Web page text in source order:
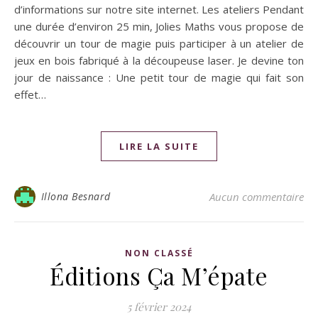
d’informations sur notre site internet. Les ateliers Pendant
une durée d’environ 25 min, Jolies Maths vous propose de
découvrir un tour de magie puis participer à un atelier de
jeux en bois fabriqué à la découpeuse laser. Je devine ton
jour de naissance : Une petit tour de magie qui fait son
effet…
LIRE LA SUITE
Illona Besnard Aucun commentaire
NON CLASSÉ
Éditions Ça M’épate
5 février 2024